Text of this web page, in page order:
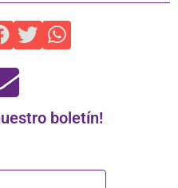
boletín!